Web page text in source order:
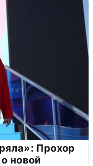
Прохор
новой